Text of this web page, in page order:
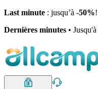
Last minute : jusqu’à -50%!
Dernières minutes • Jusqu'à